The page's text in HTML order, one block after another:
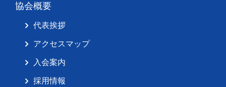
協会概要
代表挨拶
アクセスマップ
入会案内
採用情報